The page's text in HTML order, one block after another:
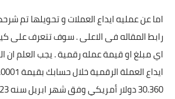
اما عن عمليه ايداع العملات و تحويلها تم
رابط المقاله فى الاعلى . سوف تتعرف على
اي مبلغ او قيمة عمله رقمية . يجب العلم ان
30.360 دولار أمريكي وفق شهر ابريل سنه 2023 .